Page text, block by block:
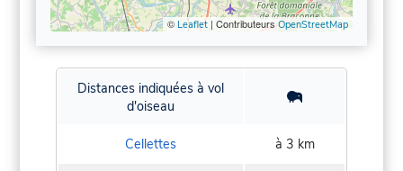
© Leaflet| ContributeursOpenStreetMap
Distances indiquées à vol
d'oiseau
Cellettes à 3 km